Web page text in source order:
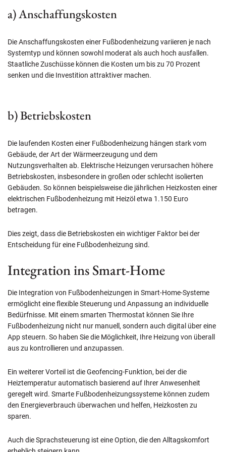
a) Anschaffungskosten
Die Anschaffungskosten einer Fußbodenheizung variieren je nach
Systemtyp und können sowohl moderat als auch hoch ausfallen.
Staatliche Zuschüsse können die Kosten um bis zu 70 Prozent
senken und die Investition attraktiver machen.
b) Betriebskosten
Die laufenden Kosten einer Fußbodenheizung hängen stark vom
Gebäude, der Art der Wärmeerzeugung und dem
Nutzungsverhalten ab. Elektrische Heizungen verursachen höhere
Betriebskosten, insbesondere in großen oder schlecht isolierten
Gebäuden. So können beispielsweise die jährlichen Heizkosten einer
elektrischen Fußbodenheizung mit Heizöl etwa 1.150 Euro
betragen.
Dies zeigt, dass die Betriebskosten ein wichtiger Faktor bei der
Entscheidung für eine Fußbodenheizung sind.
Integration ins Smart-Home
Die Integration von Fußbodenheizungen in Smart-Home-Systeme
ermöglicht eine flexible Steuerung und Anpassung an individuelle
Bedürfnisse. Mit einem smarten Thermostat können Sie Ihre
Fußbodenheizung nicht nur manuell, sondern auch digital über eine
App steuern. So haben Sie die Möglichkeit, Ihre Heizung von überall
aus zu kontrollieren und anzupassen.
Ein weiterer Vorteil ist die Geofencing-Funktion, bei der die
Heiztemperatur automatisch basierend auf Ihrer Anwesenheit
geregelt wird. Smarte Fußbodenheizungssysteme können zudem
den Energieverbrauch überwachen und helfen, Heizkosten zu
sparen.
Auch die Sprachsteuerung ist eine Option, die den Alltagskomfort